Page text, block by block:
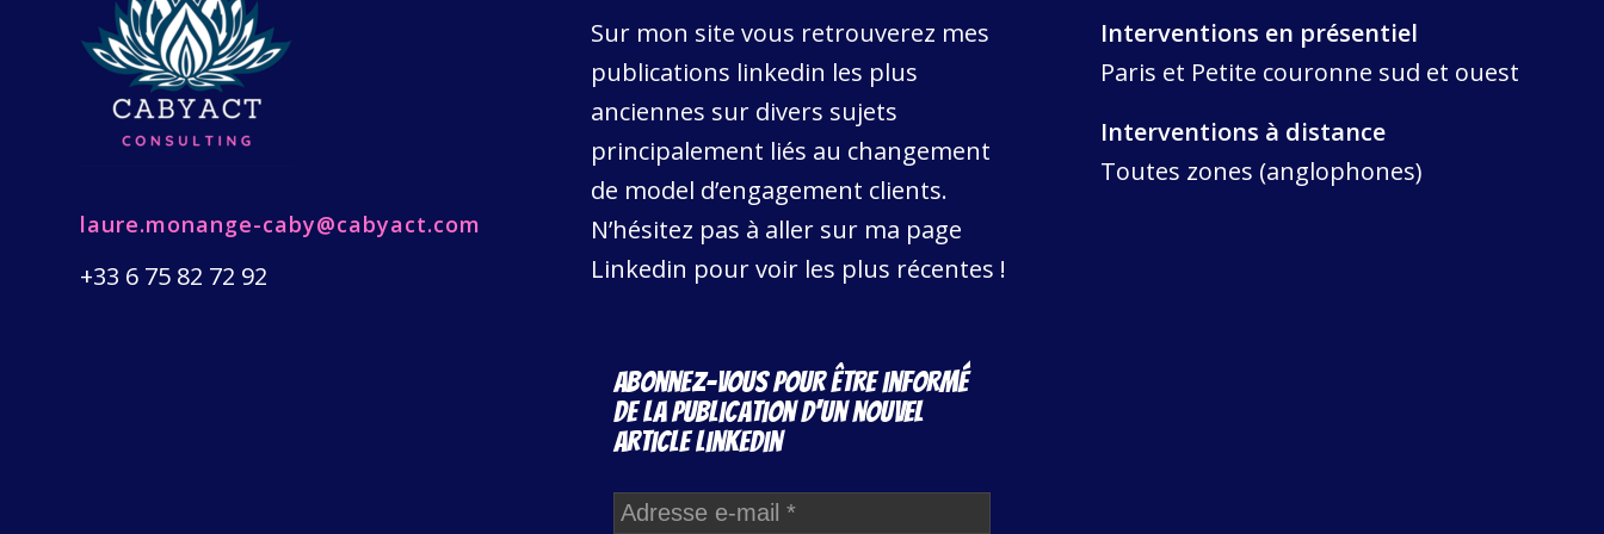
laure.monange-caby@cabyact.com
+33 6 75 82 72 92
Sur mon site vous retrouverez mes
publications linkedin les plus
anciennes sur divers sujets
principalement liés au changement
de model d’engagement clients.
N’hésitez pas à aller sur ma page
Linkedin pour voir les plus récentes !
Abonnez-vous pour être informé
de la publication d'un nouvel
article Linkedin
Interventions en présentiel
Paris et Petite couronne sud et ouest
Interventions à distance
Toutes zones (anglophones)